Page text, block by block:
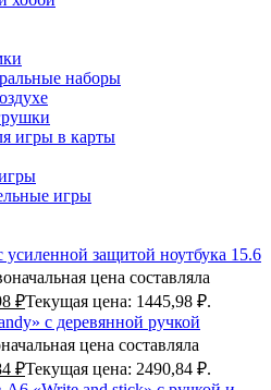
наборы
игры в карты
игры
усиленной защитой ноутбука 15.6
цена составляла
₽Текущая цена: 1445,98 ₽.
с деревянной ручкой
цена составляла
₽Текущая цена: 2490,84 ₽.